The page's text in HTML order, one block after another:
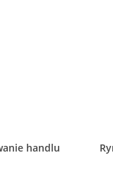
handlu